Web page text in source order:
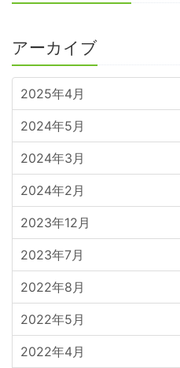
アーカイブ
2025年4月
2024年5月
2024年3月
2024年2月
2023年12月
2023年7月
2022年8月
2022年5月
2022年4月